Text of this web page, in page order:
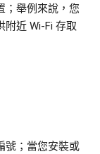
；舉例來說，您
附近 Wi-Fi 存取
號；當您安裝或